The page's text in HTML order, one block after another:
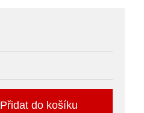
Přidat do košíku